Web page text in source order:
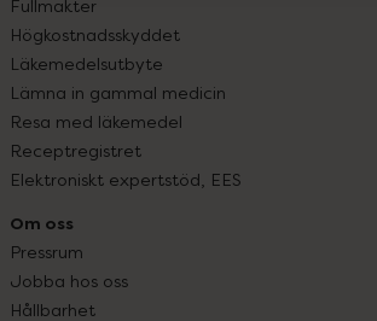
Fullmakter
Högkostnadsskyddet
Läkemedelsutbyte
Lämna in gammal medicin
Resa med läkemedel
Receptregistret
Elektroniskt expertstöd, EES
Om oss
Pressrum
Jobba hos oss
Hållbarhet